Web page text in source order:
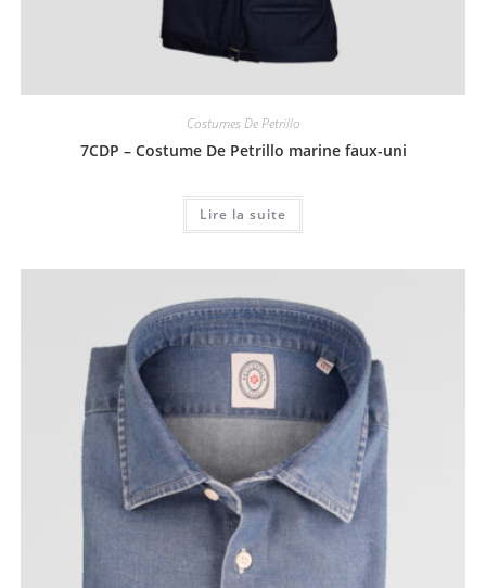
Costumes De Petrillo
7CDP – Costume De Petrillo marine faux-uni
Lire la suite